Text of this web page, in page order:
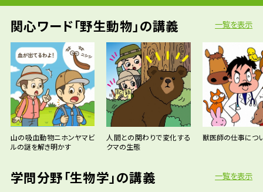
関心ワード「野生動物」の講義
山の吸血動物ニホンヤマビ
ルの謎を解き明かす
人間との関わりで変化する
クマの生態
獣医師の仕事につ
一覧を表示
学問分野「生物学」の講義 一覧を表示